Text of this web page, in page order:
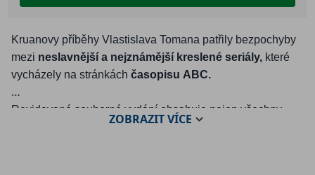
Kruanovy příběhy Vlastislava Tomana patřily bezpochyby
mezi neslavnější a nejznámější kreslené seriály, které
vycházely na stránkách časopisu ABC.
Revidované souborné vydání obsahuje nejen všechny
příběhy ztvárněné Františkem Kobíkem, ale také zcela
ZOBRAZITVÍCE